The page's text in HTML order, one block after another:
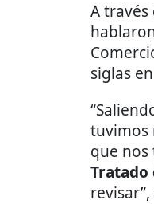
A través
siglas
tuvimos
que nos
Tratado